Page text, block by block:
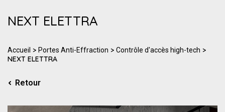
NEXT ELETTRA
Accueil > Portes Anti-Effraction > Contrôle d'accès high-tech >
NEXT ELETTRA
Retour